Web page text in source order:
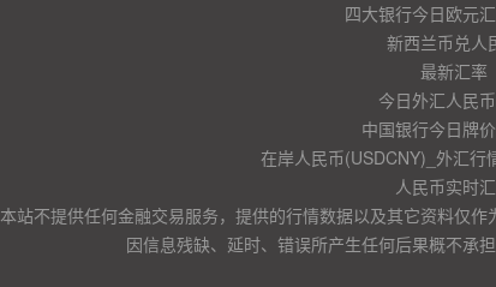
四大银行今日欧元
新西兰币兑人
最新汇率
今日外汇人民
中国银行今日牌
在岸人民币(USDCNY)_外汇行
人民币实时
本站不提供任何金融交易服务，提供的行情数据以及其它资料仅
因信息残缺、延时、错误所产生任何后果概不承